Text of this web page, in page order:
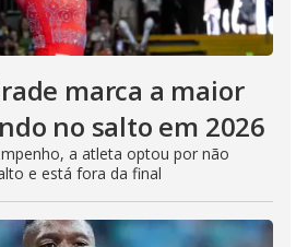
marca a maior
no salto em 2026
a atleta optou por não
e está fora da final